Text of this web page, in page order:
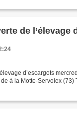
de l’élevage
d’escargots
à la Motte-Servolex (73)